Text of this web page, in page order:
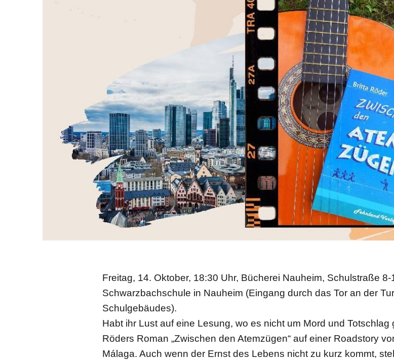
Freitag, 14. Oktober, 18:30 Uhr, Bücherei Nauheim, Schulstraße
Schwarzbachschule in Nauheim (Eingang durch das Tor an der
Schulgebäudes).
Habt ihr Lust auf eine Lesung, wo es nicht um Mord und
Röders Roman „Zwischen den Atemzügen“ auf einer Roadstory
Málaga. Auch wenn der Ernst des Lebens nicht zu kurz kommt,